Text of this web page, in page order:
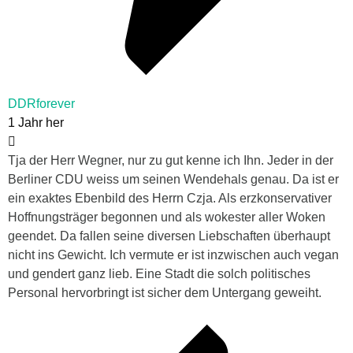
DDRforever
1 Jahr her
Tja der Herr Wegner, nur zu gut kenne ich Ihn. Jeder in der
Berliner CDU weiss um seinen Wendehals genau. Da ist er
ein exaktes Ebenbild des Herrn Czja. Als erzkonservativer
Hoffnungsträger begonnen und als wokester aller Woken
geendet. Da fallen seine diversen Liebschaften überhaupt
nicht ins Gewicht. Ich vermute er ist inzwischen auch vegan
und gendert ganz lieb. Eine Stadt die solch politisches
Personal hervorbringt ist sicher dem Untergang geweiht.